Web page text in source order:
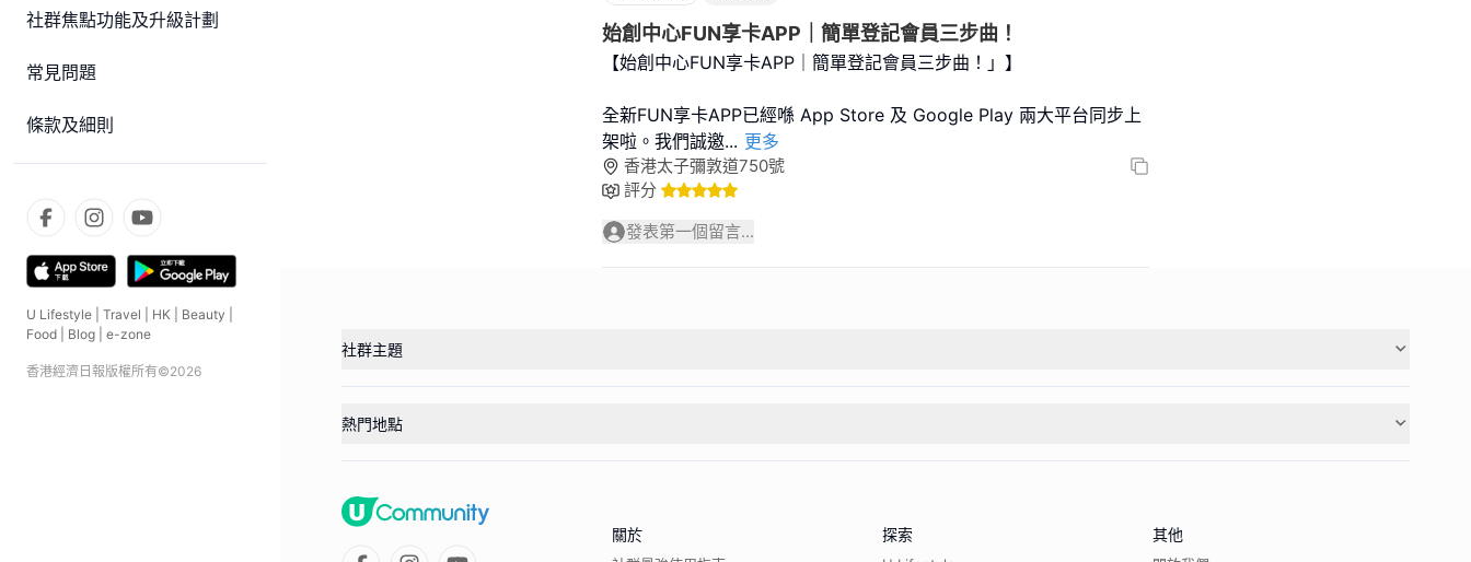
社群焦點功能及升級計劃
常見問題
條款及細則
U Lifestyle Travel HK Beauty
Food
Blog e-zone
香港經濟日報版權所有©2026
始創中心FUN享卡APP｜簡單登記會員三步曲！
【始創中心FUN享卡APP｜簡單登記會員三步曲！」】
全新FUN享卡APP已經喺 App Store 及 Google Play 兩大平台同步上
架啦。我們誠邀... 更多
香港太子彌敦道750號
評分
發表第一個留言...
社群主題
熱門地點
關於 探索 其他